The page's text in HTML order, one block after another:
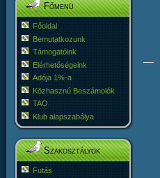
Főmenü
Főoldal
Bemutatkozunk
Támogatóink
Elérhetőségeink
Adója 1%-a
Közhasznú Beszámolók
TAO
Klub alapszabálya
Szakosztályok
Futás